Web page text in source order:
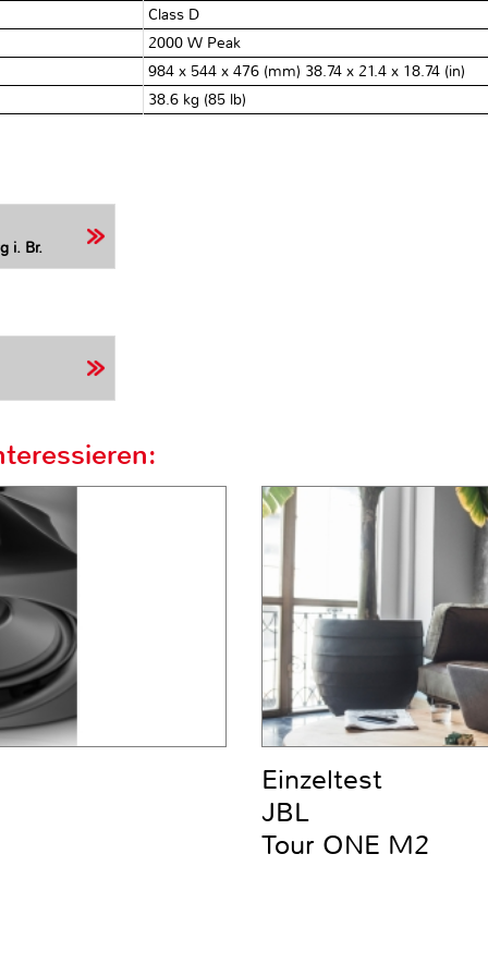
Class D
2000 W Peak
984 x 544 x 476 (mm) 38.74 x 21.4 x 18.74 (in)
38.6 kg (85 lb)
i. Br.
Einzeltest
JBL
Tour ONE M2